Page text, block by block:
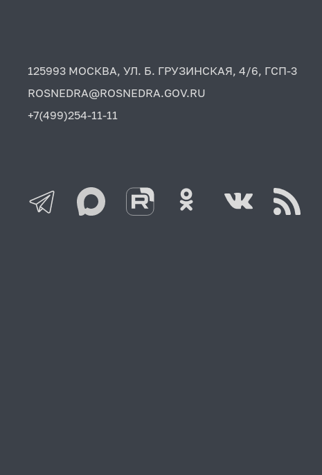
125993 МОСКВА, УЛ. Б. ГРУЗИНСКАЯ, 4/6, ГСП-3
ROSNEDRA@ROSNEDRA.GOV.RU
+7(499)254-11-11